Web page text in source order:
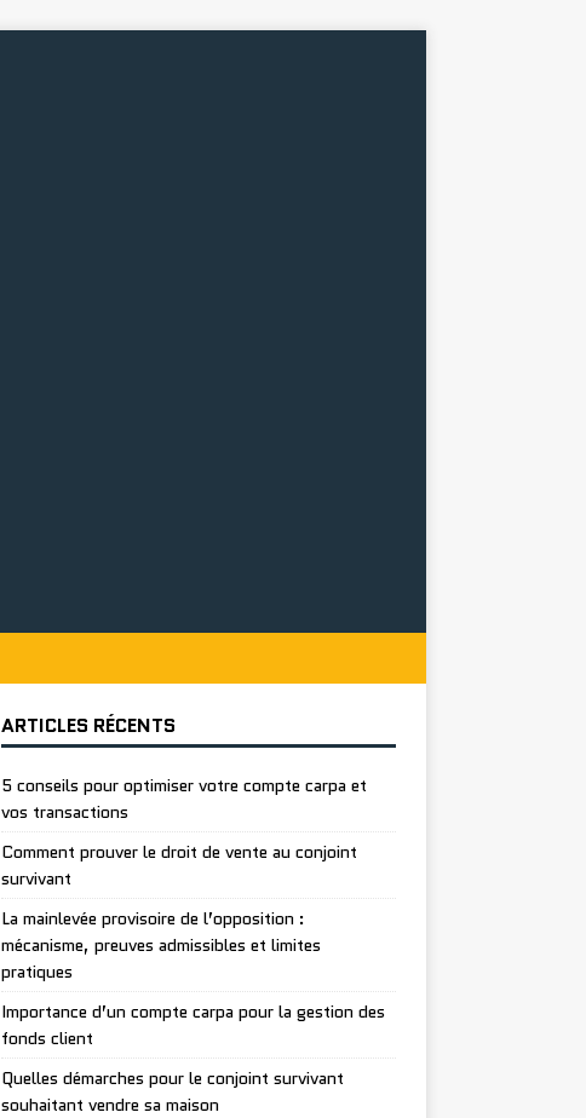
ARTICLES RÉCENTS
5 conseils pour optimiser votre compte carpa et
vos transactions
Comment prouver le droit de vente au conjoint
survivant
La mainlevée provisoire de l’opposition :
mécanisme, preuves admissibles et limites
pratiques
Importance d’un compte carpa pour la gestion des
fonds client
Quelles démarches pour le conjoint survivant
souhaitant vendre sa maison